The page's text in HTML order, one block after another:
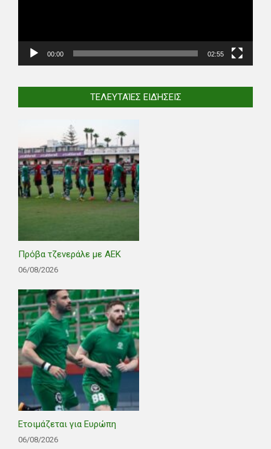
00:00 02:55
ΤΕΛΕΥΤΑΊΕΣ ΕΙΔΉΣΕΙΣ
Πρόβα τζενεράλε με ΑΕΚ
06/08/2026
Ετοιμάζεται για Ευρώπη
06/08/2026